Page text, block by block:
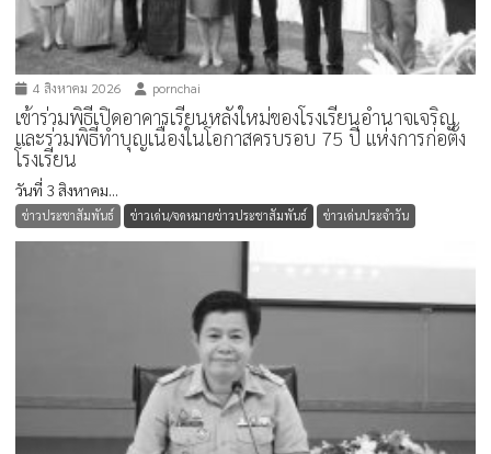
4 สิงหาคม 2026 pornchai
เข้าร่วมพิธีเปิดอาคารเรียนหลังใหม่ของโรงเรียนอำนาจเจริญ
และร่วมพิธีทำบุญเนื่องในโอกาสครบรอบ 75 ปี แห่งการก่อตั้ง
โรงเรียน
วันที่ 3 สิงหาคม...
ข่าวประชาสัมพันธ์ ข่าวเด่น/จดหมายข่าวประชาสัมพันธ์ ข่าวเด่นประจำวัน